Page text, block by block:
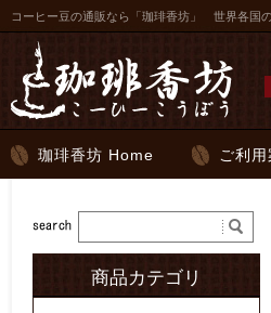
コーヒー豆の通販なら「珈琲香坊」 世界各国
珈琲香坊 Home ご利用
商品カテゴリ